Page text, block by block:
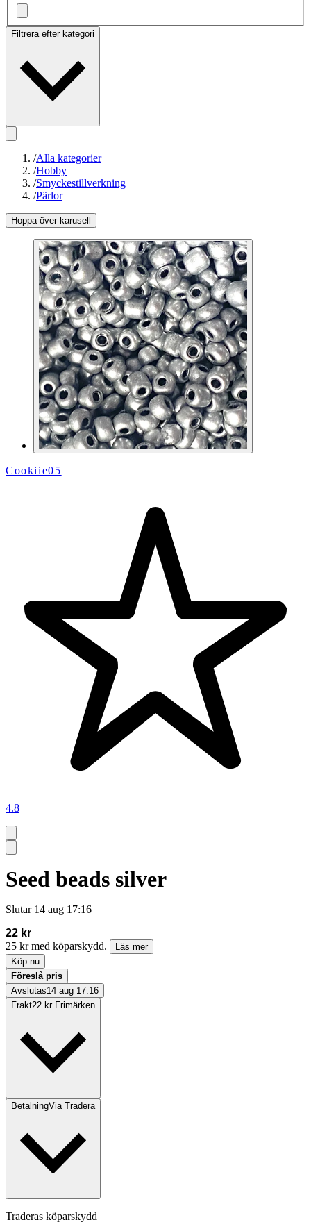
Filtrera efter kategori
/Alla kategorier
/Hobby
/Smyckestillverkning
/Pärlor
Hoppa över karusell
Cookiie05
4.8
Seed beads silver
Slutar 14 aug 17:16
22 kr
25 kr med köparskydd.
Läs mer
Köp nu
Föreslå pris
Avslutas14 aug 17:16
Frakt22 kr Frimärken
BetalningVia Tradera
Traderas köparskydd